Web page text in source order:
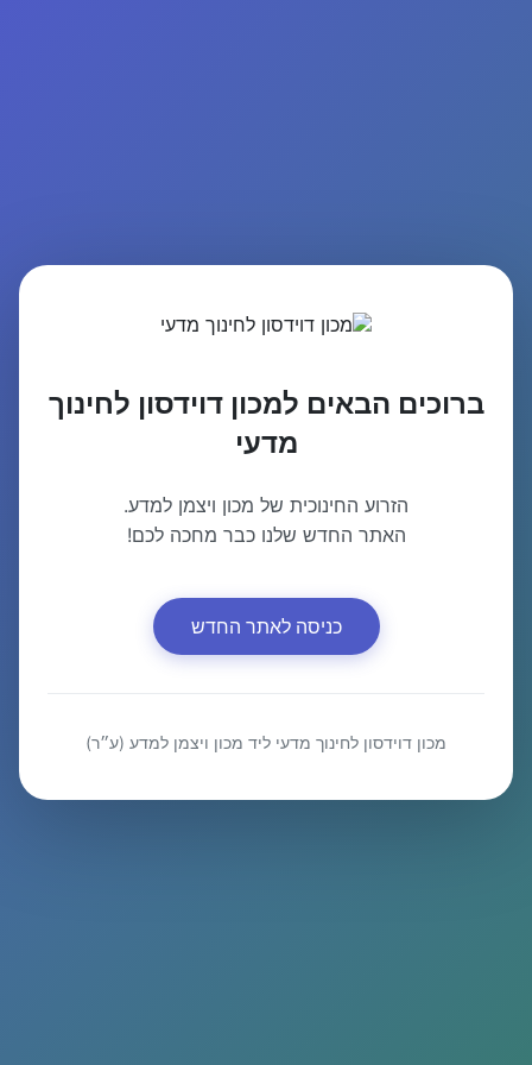
ברוכים הבאים למכון דוידסון לחינוך
מדעי
הזרוע החינוכית של מכון ויצמן למדע.
האתר החדש שלנו כבר מחכה לכם!
כניסה לאתר החדש
מכון דוידסון לחינוך מדעי ליד מכון ויצמן למדע (ע״ר)